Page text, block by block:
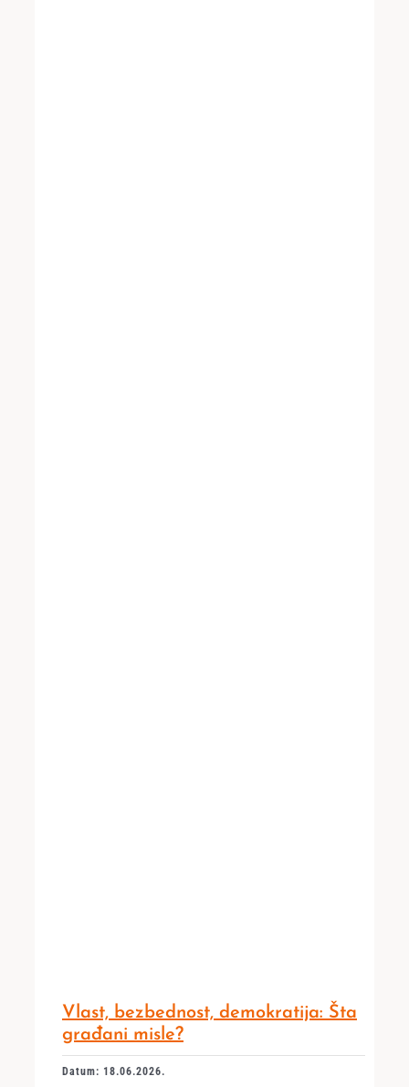
Vlast, bezbednost, demokratija: Šta
građani misle?
Datum: 18.06.2026.